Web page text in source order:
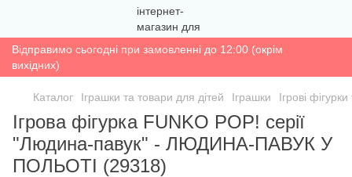
Відправимо сьогодні при замовленні до 12:00 (окрім
вихідних)
Каталог Іграшки та товари для дітей Іграшки Ігрові
Ігрова фігурка FUNKO POP! серії
"Людина-павук" - ЛЮДИНА-ПАВУК У
ПОЛЬОТІ (29318)